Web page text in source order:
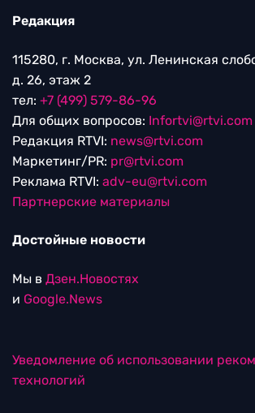
Редакция
115280, г. Москва, ул. Ленинская
д. 26, этаж 2
тел: +7 (499) 579-86-96
Для общих вопросов: Infortvi@rtvi.com
Редакция RTVI: news@rtvi.com
Маркетинг/PR: pr@rtvi.com
Реклама RTVI: adv-eu@rtvi.com
Партнерские материалы
Достойные новости
Мы в Дзен.Новостях
и Google.News
Уведомление об использовании
технологий